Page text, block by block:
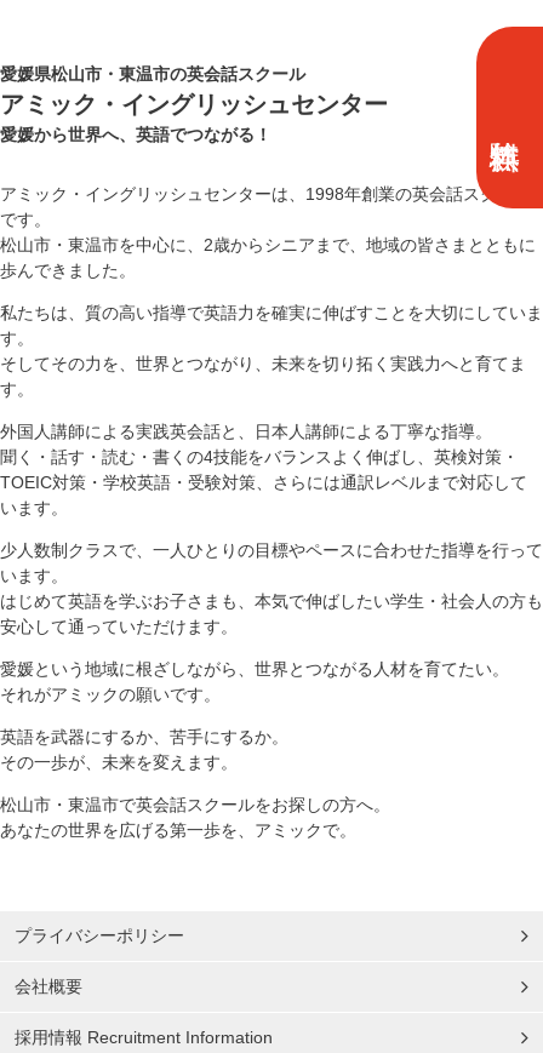
愛媛県松山市・東温市の英会話スクール
アミック・イングリッシュセンター
愛媛から世界へ、英語でつながる！
アミック・イングリッシュセンターは、1998年創業の英会話スクール
です。
松山市・東温市を中心に、2歳からシニアまで、地域の皆さまとともに
歩んできました。
私たちは、質の高い指導で英語力を確実に伸ばすことを大切にしていま
す。
そしてその力を、世界とつながり、未来を切り拓く実践力へと育てま
す。
外国人講師による実践英会話と、日本人講師による丁寧な指導。
聞く・話す・読む・書くの4技能をバランスよく伸ばし、英検対策・
TOEIC対策・学校英語・受験対策、さらには通訳レベルまで対応して
います。
少人数制クラスで、一人ひとりの目標やペースに合わせた指導を行って
います。
はじめて英語を学ぶお子さまも、本気で伸ばしたい学生・社会人の方も
安心して通っていただけます。
愛媛という地域に根ざしながら、世界とつながる人材を育てたい。
それがアミックの願いです。
英語を武器にするか、苦手にするか。
その一歩が、未来を変えます。
松山市・東温市で英会話スクールをお探しの方へ。
あなたの世界を広げる第一歩を、アミックで。
プライバシーポリシー
会社概要
採用情報 Recruitment Information